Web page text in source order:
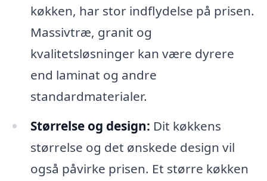
køkken, har stor indflydelse på prisen.
Massivtræ, granit og
kvalitetsløsninger kan være dyrere
end laminat og andre
standardmaterialer.
Størrelse og design: Dit køkkens
størrelse og det ønskede design vil
også påvirke prisen. Et større køkken